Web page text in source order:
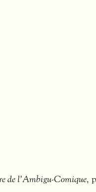
de l’Ambigu-Comique,